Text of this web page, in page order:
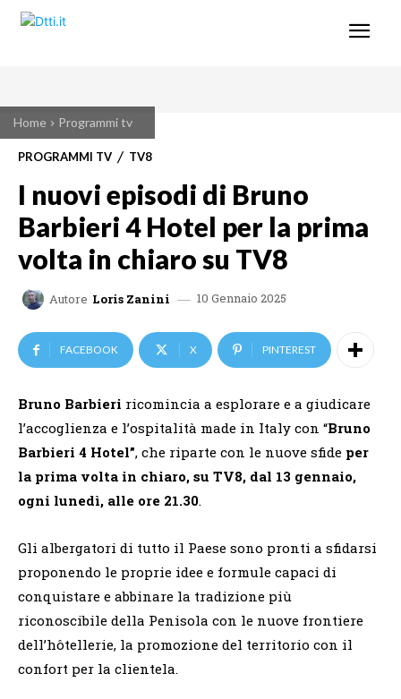
Home Programmi tv
PROGRAMMI TV TV8
I nuovi episodi di Bruno
Barbieri 4 Hotel per la prima
volta in chiaro su TV8
Autore Loris Zanini 10 Gennaio 2025
FACEBOOK X PINTEREST
Bruno Barbieri ricomincia a esplorare e a giudicare
l’accoglienza e l’ospitalità made in Italy con “Bruno
Barbieri 4 Hotel”, che riparte con le nuove sfide per
la prima volta in chiaro, su TV8, dal 13 gennaio,
ogni lunedì, alle ore 21.30.
Gli albergatori di tutto il Paese sono pronti a sfidarsi
proponendo le proprie idee e formule capaci di
conquistare e abbinare la tradizione più
riconoscibile della Penisola con le nuove frontiere
dell’hôtellerie, la promozione del territorio con il
confort per la clientela.